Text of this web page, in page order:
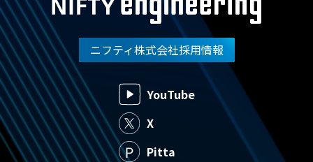
ニフティ株式会社採用情報
YouTube
X
Pitta